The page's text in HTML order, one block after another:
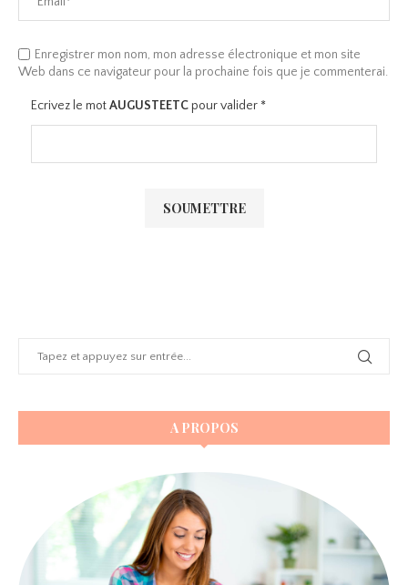
Enregistrer mon nom, mon adresse électronique et mon site
Web dans ce navigateur pour la prochaine fois que je commenterai.
Ecrivez le motAUGUSTEETC pour valider *
A PROPOS